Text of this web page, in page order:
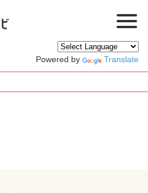
Powered by Translate